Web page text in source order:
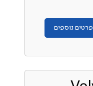
פרטים נוספים